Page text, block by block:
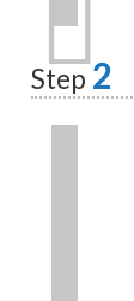
Step 2